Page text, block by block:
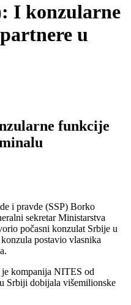
I konzularne
u
funkcije
i pravde (SSP) Borko
sekretar Ministarstva
počasni konzulat Srbije u
postavio vlasnika
je kompanija NITES od
Srbiji dobijala višemilionske